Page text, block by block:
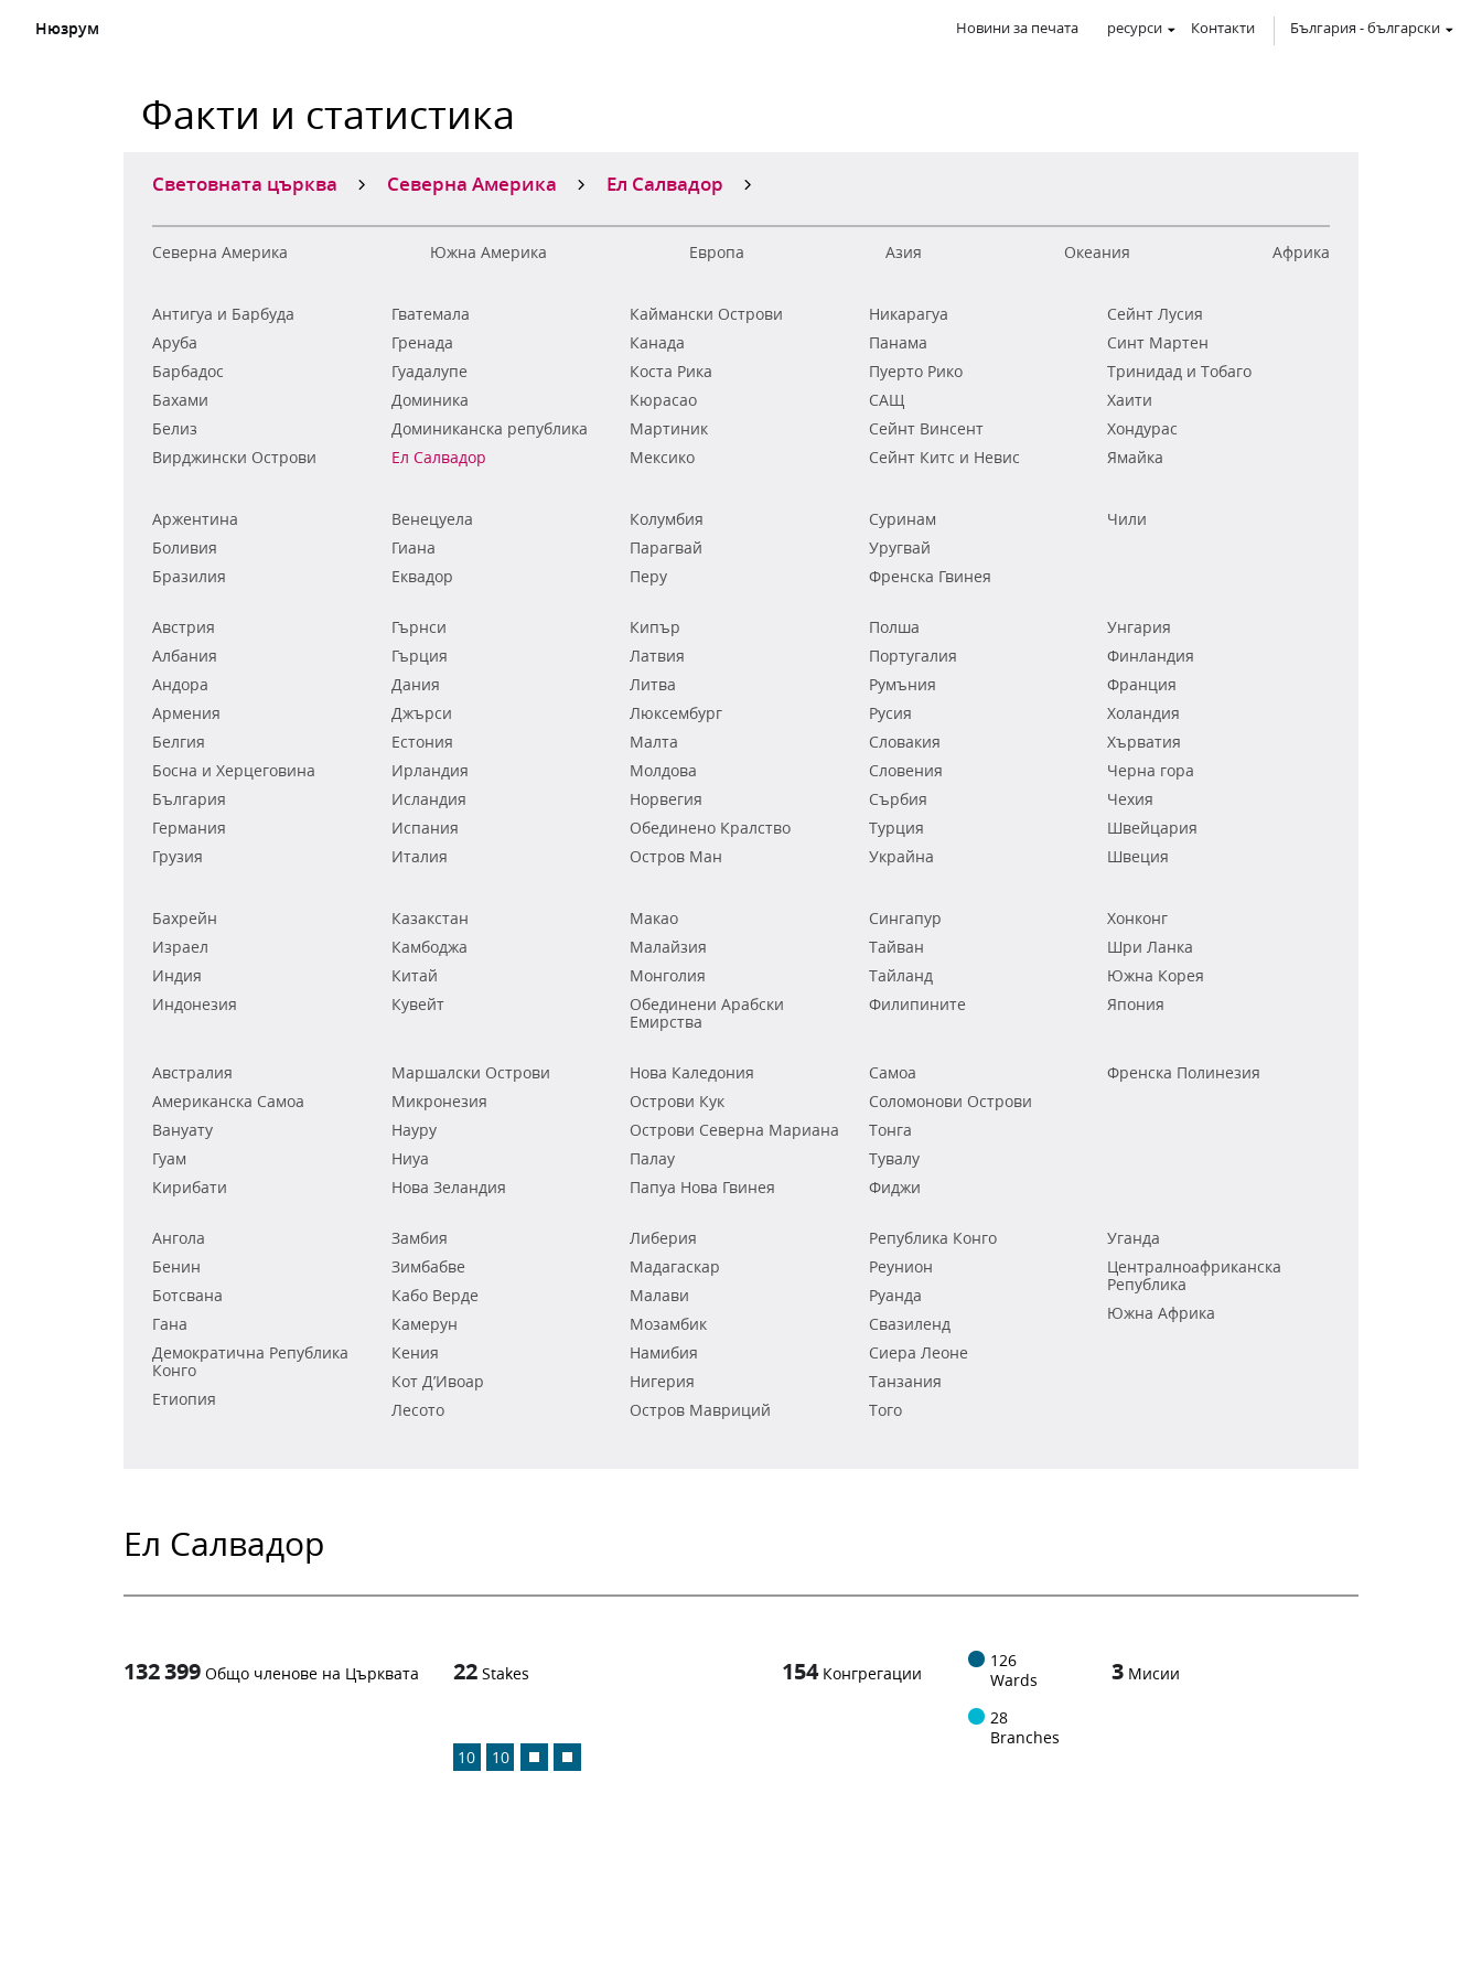
Нюзрум Новини за печата ресурси Контакти България -български
Факти и статистика
Световната църква Северна Америка Ел Салвадор
Северна Америка Южна Америка Европа Азия Океания Африка
Антигуа и Барбуда
Аруба
Барбадос
Бахами
Белиз
Вирджински Острови
Гватемала
Гренада
Гуадалупе
Доминика
Доминиканска република
Ел Салвадор
Каймански Острови
Канада
Коста Рика
Кюрасао
Мартиник
Мексико
Никарагуа
Панама
Пуерто Рико
САЩ
Сейнт Винсент
Сейнт Китс и Невис
Сейнт Лусия
Синт Мартен
Тринидад и Тобаго
Хаити
Хондурас
Ямайка
Аржентина
Боливия
Бразилия
Венецуела
Гиана
Еквадор
Колумбия
Парагвай
Перу
Суринам
Уругвай
Френска Гвинея
Чили
Австрия
Албания
Андора
Армения
Белгия
Босна и Херцеговина
България
Германия
Грузия
Гърнси
Гърция
Дания
Джърси
Естония
Ирландия
Исландия
Испания
Италия
Кипър
Латвия
Литва
Люксембург
Малта
Молдова
Норвегия
Обединено Кралство
Остров Ман
Полша
Португалия
Румъния
Русия
Словакия
Словения
Сърбия
Турция
Украйна
Унгария
Финландия
Франция
Холандия
Хърватия
Черна гора
Чехия
Швейцария
Швеция
Бахрейн
Израел
Индия
Индонезия
Казакстан
Камбоджа
Китай
Кувейт
Макао
Малайзия
Монголия
Обединени Арабски
Емирства
Сингапур
Тайван
Тайланд
Филипините
Хонконг
Шри Ланка
Южна Корея
Япония
Австралия
Американска Самоа
Вануату
Гуам
Кирибати
Маршалски Острови
Микронезия
Науру
Ниуа
Нова Зеландия
Нова Каледония
Острови Кук
Острови Северна Мариана
Палау
Папуа Нова Гвинея
Самоа
Соломонови Острови
Тонга
Тувалу
Фиджи
Френска Полинезия
Ангола
Бенин
Ботсвана
Гана
Демократична Република
Конго
Етиопия
Замбия
Зимбабве
Кабо Верде
Камерун
Кения
Кот Д’Ивоар
Лесото
Либерия
Мадагаскар
Малави
Мозамбик
Намибия
Нигерия
Остров Мавриций
Република Конго
Реунион
Руанда
Свазиленд
Сиера Леоне
Танзания
Того
Уганда
Централноафриканска
Република
Южна Африка
Ел Салвадор
132 399 Общо членове на Църквата 22 Stakes
10 10
154 Конгрегации
126
Wards
28
Branches
3 Мисии